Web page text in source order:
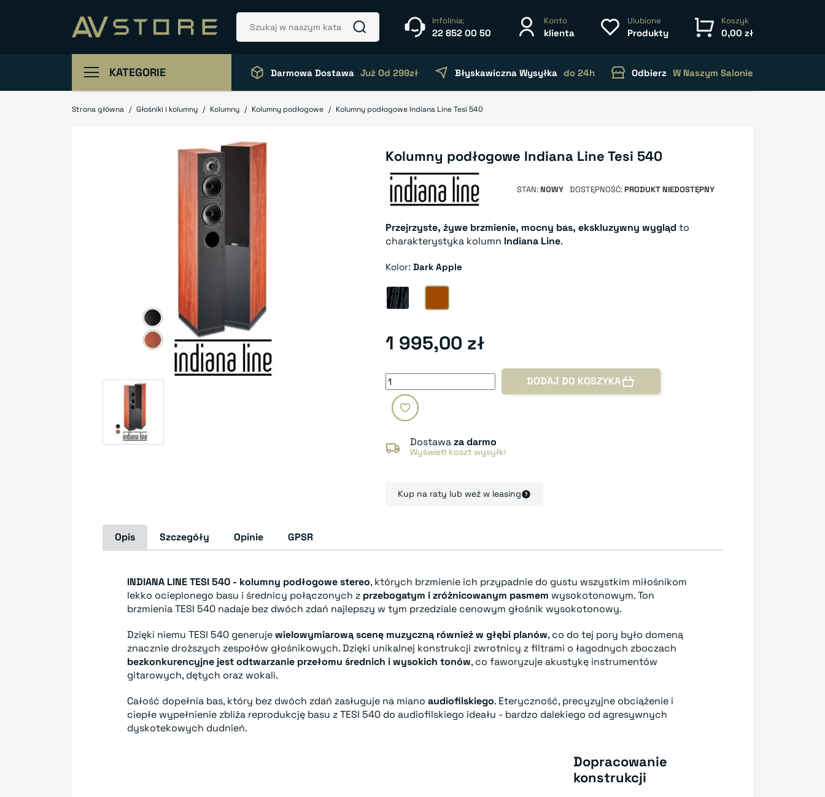
Infolinia:
22 852 00 50
Konto
klienta
Ulubione
Produkty
Koszyk
0,00 zł
KATEGORIE Darmowa Dostawa Już Od 299zł Błyskawiczna Wysyłka do 24h Odbierz W Naszym Salonie
Strona główna Głośniki i kolumny Kolumny Kolumny podłogowe Kolumny podłogowe Indiana Line Tesi 540
Kolumny podłogowe Indiana Line Tesi 540
STAN NOWY DOSTĘPNOŚĆ PRODUKT NIEDOSTĘPNY
Przejrzyste, żywe brzmienie, mocny bas, ekskluzywny wyglądto
charakterystyka kolumn Indiana Line.
Kolor:Dark Apple
Black OakDark Apple
1 995,00 zł
DODAJ DO KOSZYKA
Dostawaza darmo
Wyświetl koszt wysyłki
Kup na raty lub weź w leasing
Opis Szczegóły Opinie GPSR
INDIANA LINE TESI 540 - kolumny podłogowe stereo, których brzmienie ich przypadnie do gustu wszystkim miłośnikom
lekko ocieplonego basu i średnicy połączonych z przebogatym i zróżnicowanym pasmem wysokotonowym. Ton
brzmienia TESI 540 nadaje bez dwóch zdań najlepszy w tym przedziale cenowym głośnik wysokotonowy.
Dzięki niemu TESI 540 generujewielowymiarową scenę muzyczną również w głębi planów, co do tej pory było domeną
znacznie droższych zespołów głośnikowych. Dzięki unikalnej konstrukcji zwrotnicy z filtrami o łagodnych zboczach
bezkonkurencyjne jest odtwarzanie przełomu średnich i wysokich tonów, co faworyzuje akustykę instrumentów
gitarowych, dętych oraz wokali.
Całość dopełnia bas, który bez dwóch zdań zasługuje na miano audiofilskiego. Eteryczność, precyzyjne obciążenie i
ciepłe wypełnienie zbliża reprodukcję basu z TESI 540 do audiofilskiego ideału - bardzo dalekiego od agresywnych
dyskotekowych dudnień.
Dopracowanie
konstrukcji